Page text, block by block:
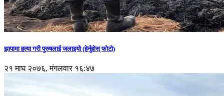
झापामा हत्या गरी पुरुषलाई जलाइयो (हेर्नुहाेस् फाेटाे)
२१ माघ २०७६, मंगलवार १६:४७